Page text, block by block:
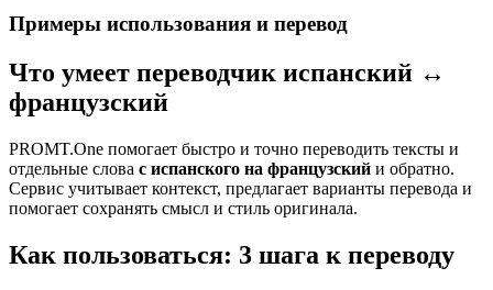
Примеры использования и перевод
Что умеет переводчик испанский ↔
французский
PROMT.One помогает быстро и точно переводить тексты и
отдельные слова с испанского на французский и обратно.
Сервис учитывает контекст, предлагает варианты перевода и
помогает сохранять смысл и стиль оригинала.
Как пользоваться: 3 шага к переводу